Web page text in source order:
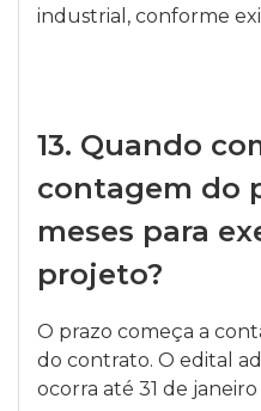
industrial, conforme
13. Quando
contagem do
meses para
projeto?
O prazo começa a
do contrato. O edital
ocorra até 31 de